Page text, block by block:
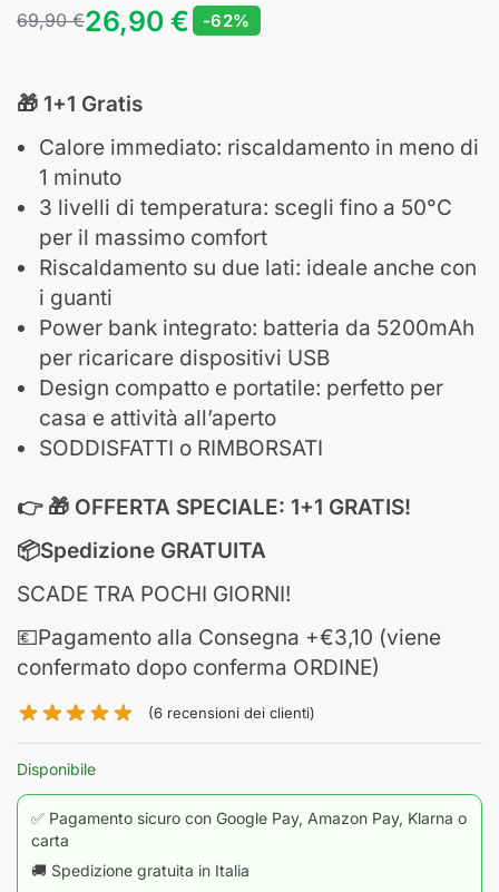
69,90€26,90 € -62%
🎁 1+1 Gratis
Calore immediato: riscaldamento in meno di
1 minuto
3 livelli di temperatura: scegli fino a 50°C
per il massimo comfort
Riscaldamento su due lati: ideale anche con
i guanti
Power bank integrato: batteria da 5200mAh
per ricaricare dispositivi USB
Design compatto e portatile: perfetto per
casa e attività all’aperto
SODDISFATTI o RIMBORSATI
👉 🎁 OFFERTA SPECIALE: 1+1 GRATIS!
📦Spedizione GRATUITA
SCADE TRA POCHI GIORNI!
💶Pagamento alla Consegna +€3,10 (viene
confermato dopo conferma ORDINE)
(6 recensioni dei clienti)
✅ Pagamento sicuro con Google Pay, Amazon Pay, Klarna o
carta
🚚 Spedizione gratuita in Italia